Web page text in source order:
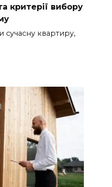
критерії вибору
сучасну квартиру,